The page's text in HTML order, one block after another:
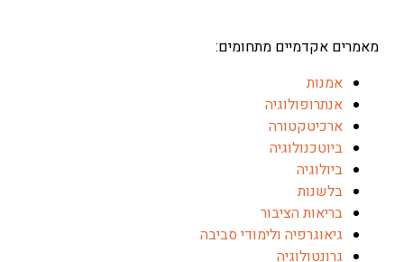
אקדמיים מתחומים:
אמנות
אנתרופולוגיה
ארכיטקטורה
ביוטכנולוגיה
ביולוגיה
בלשנות
בריאות הציבור
גיאוגרפיה ולימודי סביבה
גרונטולוגיה